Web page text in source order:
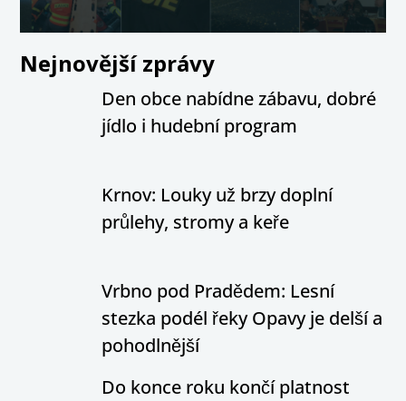
Nejnovější zprávy
Den obce nabídne zábavu, dobré
jídlo i hudební program
Krnov: Louky už brzy doplní
průlehy, stromy a keře
Vrbno pod Pradědem: Lesní
stezka podél řeky Opavy je delší a
pohodlnější
Do konce roku končí platnost